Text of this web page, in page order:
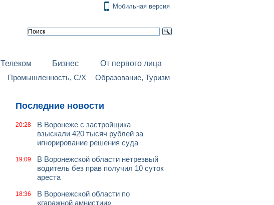
Мобильная версия
Телеком Бизнес
От первого лица
Промышленность, С/Х Образование, Туризм
Последние новости
20:28
В Воронеже с застройщика
взыскали 420 тысяч рублей за
игнорирование решения суда
19:09
В Воронежской области нетрезвый
водитель без прав получил 10 суток
ареста
18:36
В Воронежской области по
«гаражной амнистии»